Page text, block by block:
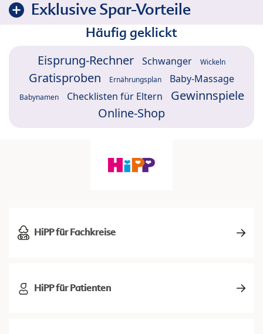
Exklusive Spar-Vorteile
Häufig geklickt
Eisprung-Rechner Schwanger Wickeln
Gratisproben Ernährungsplan Baby-Massage
Babynamen Checklisten für Eltern
Gewinnspiele
Online-Shop
HiPP für Fachkreise
HiPP für Patienten